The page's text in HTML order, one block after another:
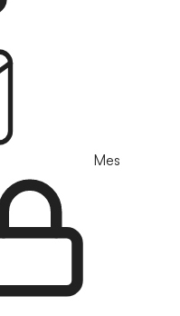
Mes